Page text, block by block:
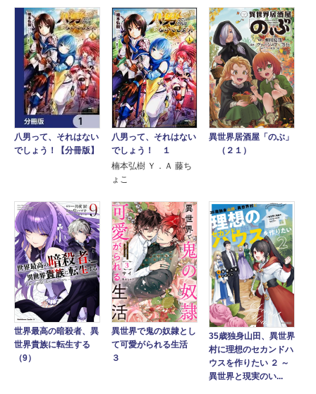
八男って、それはない
でしょう！【分冊版】
八男って、それはない
でしょう！ １
楠本弘樹 Ｙ．Ａ 藤ち
ょこ
異世界居酒屋「のぶ」
（２１）
世界最高の暗殺者、異
世界貴族に転生する
（9）
異世界で鬼の奴隷とし
て可愛がられる生活
３
35歳独身山田、異世界
村に理想のセカンドハ
ウスを作りたい ２ ～
異世界と現実のい...